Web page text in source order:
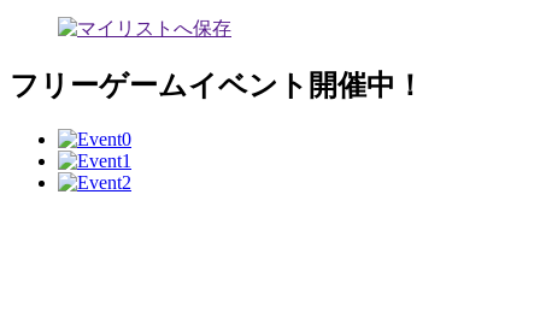
フリーゲームイベント開催中！